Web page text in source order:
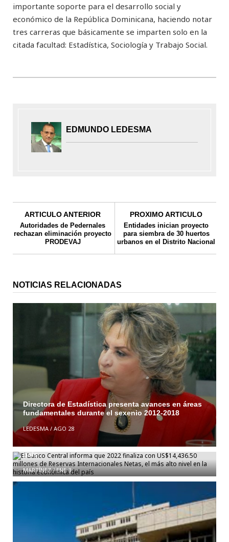
importante soporte para el desarrollo social y
económico de la República Dominicana, haciendo notar
tres carreras que básicamente se imparten solo en la
citada facultad: Estadística, Sociología y Trabajo Social.
EDMUNDO LEDESMA
ARTICULO ANTERIOR
Autoridades de Pedernales
rechazan eliminación proyecto
PRODEVAJ
PROXIMO ARTICULO
Entidades inician proyecto
para siembra de 30 huertos
urbanos en el Distrito Nacional
NOTICIAS RELACIONADAS
Directora de Estadística presenta avances en áreas
fundamentales durante el sexenio 2012-2018
LEDESMA/ AGO 28
El Banco Central informa que 2022 finaliza con
US$14,436.50 millones de Reservas Internacionales
Netas, el más alto nivel en la historia económica del
país
MARTÍNEZ/ENE 3